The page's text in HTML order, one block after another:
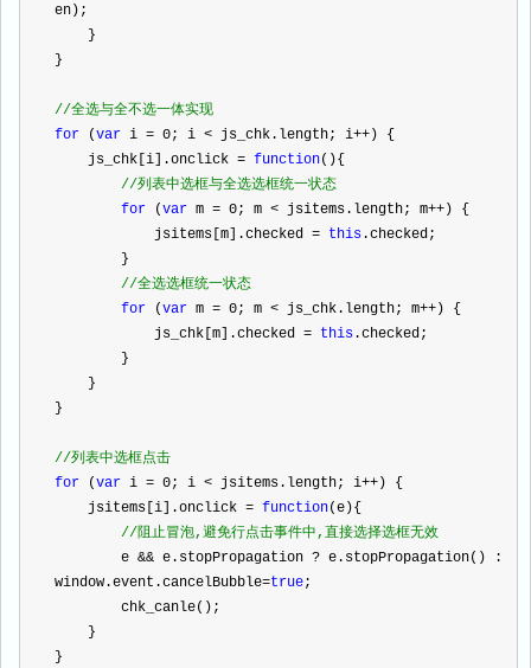
en);
    }
}
//全选与全不选一体实现
for (var i = 0; i < js_chk.length; i++ ) {
    js_chk[i].onclick
= function(){
//列表中选框与全选选框统一状态
for (var m = 0; m < jsitems.length; m++ ) {
            jsitems[m].checked
= this.checked;
        }
//全选选框统一状态
for (var m = 0; m < js_chk.length; m++ ) {
            js_chk[m].checked
= this.checked;
        }
    }
}
//列表中选框点击
for (var i = 0; i < jsitems.length; i++ ) {
    jsitems[i].onclick
= function(e){
// 阻止冒泡,避免行点击事件中,直接选择选框无效
        e
&& e.stopPropagation ? e.stopPropagation() :
window.event.cancelBubble=true;
        chk_canle();
    }
}